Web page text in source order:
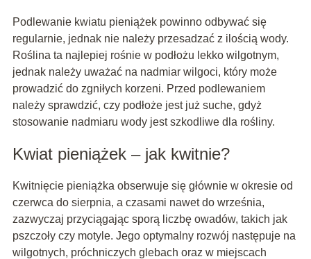
Podlewanie kwiatu pieniążek powinno odbywać się
regularnie, jednak nie należy przesadzać z ilością wody.
Roślina ta najlepiej rośnie w podłożu lekko wilgotnym,
jednak należy uważać na nadmiar wilgoci, który może
prowadzić do zgniłych korzeni. Przed podlewaniem
należy sprawdzić, czy podłoże jest już suche, gdyż
stosowanie nadmiaru wody jest szkodliwe dla rośliny.
Kwiat pieniążek – jak kwitnie?
Kwitnięcie pieniążka obserwuje się głównie w okresie od
czerwca do sierpnia, a czasami nawet do września,
zazwyczaj przyciągając sporą liczbę owadów, takich jak
pszczoły czy motyle. Jego optymalny rozwój następuje na
wilgotnych, próchniczych glebach oraz w miejscach